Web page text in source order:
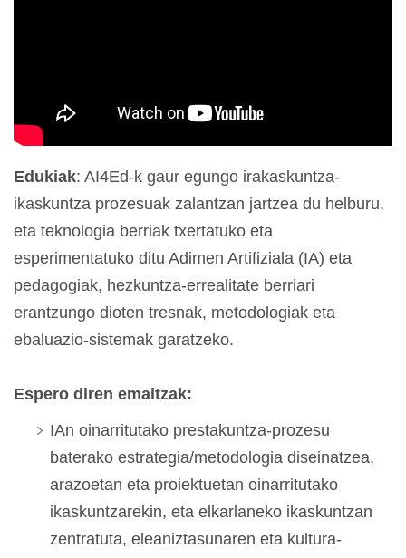
Edukiak: AI4Ed-k gaur egungo irakaskuntza-
ikaskuntza prozesuak zalantzan jartzea du helburu,
eta teknologia berriak txertatuko eta
esperimentatuko ditu Adimen Artifiziala (IA) eta
pedagogiak, hezkuntza-errealitate berriari
erantzungo dioten tresnak, metodologiak eta
ebaluazio-sistemak garatzeko.
Espero diren emaitzak:
IAn oinarritutako prestakuntza-prozesu
baterako estrategia/metodologia diseinatzea,
arazoetan eta proiektuetan oinarritutako
ikaskuntzarekin, eta elkarlaneko ikaskuntzan
zentratuta, eleaniztasunaren eta kultura-